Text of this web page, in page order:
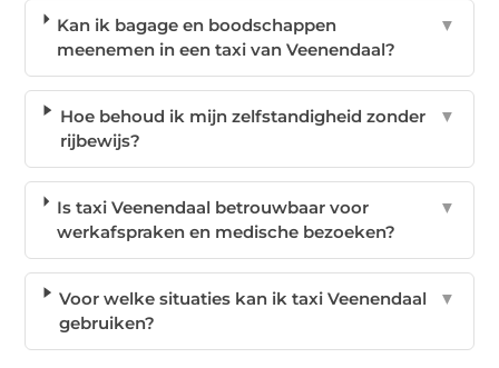
Kan ik bagage en boodschappen
meenemen in een taxi van Veenendaal?
▼
Hoe behoud ik mijn zelfstandigheid zonder
rijbewijs?
▼
Is taxi Veenendaal betrouwbaar voor
werkafspraken en medische bezoeken?
▼
Voor welke situaties kan ik taxi Veenendaal
gebruiken?
▼